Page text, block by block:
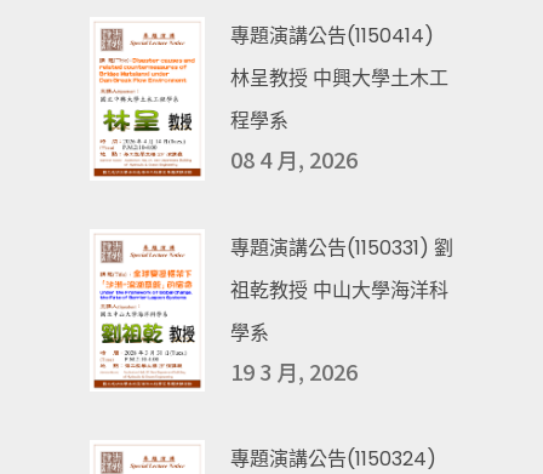
專題演講公告(1150414)
林呈教授 中興大學土木工
程學系
08 4 月, 2026
專題演講公告(1150331) 劉
祖乾教授 中山大學海洋科
學系
19 3 月, 2026
專題演講公告(1150324)